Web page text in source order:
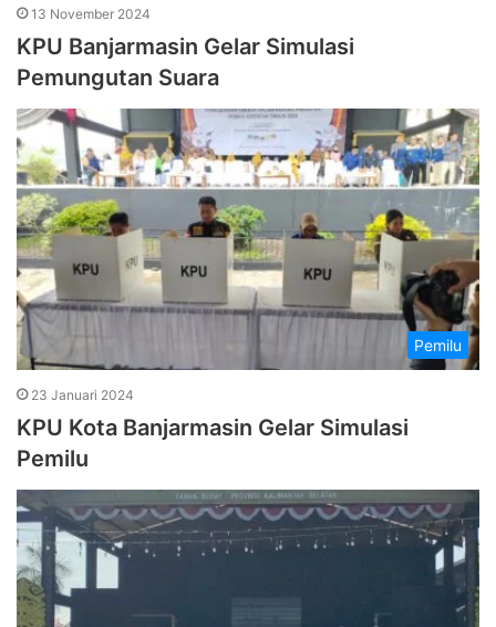
13 November 2024
KPU Banjarmasin Gelar Simulasi
Pemungutan Suara
Pemilu
23 Januari 2024
KPU Kota Banjarmasin Gelar Simulasi
Pemilu